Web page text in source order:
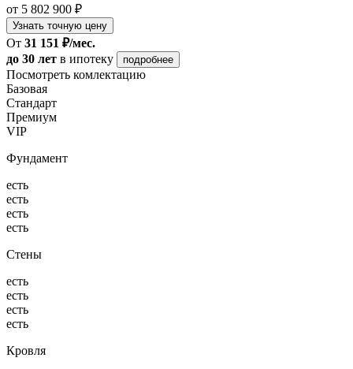
от 5 802 900 ₽
Узнать точную цену
От 31 151 ₽/мес.
до 30 лет в ипотеку подробнее
Посмотреть комлектацию
Базовая
Стандарт
Премиум
VIP
Фундамент
есть
есть
есть
есть
Стены
есть
есть
есть
есть
Кровля